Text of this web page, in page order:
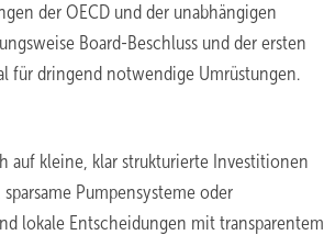
der OECD und der unabhängigen
Board-Beschluss und der ersten
für dringend notwendige Umrüstungen.
auf kleine, klar strukturierte Investitionen
Pumpensysteme oder
lokale Entscheidungen mit transparentem